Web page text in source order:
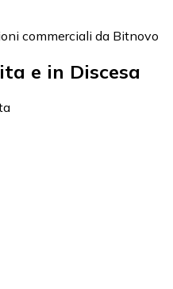
commerciali da Bitnovo
e in Discesa